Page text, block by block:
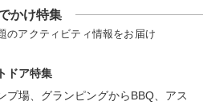
かけ特集
のアクティビティ情報をお届け
ドア特集
プ場、グランピングからBBQ、アス